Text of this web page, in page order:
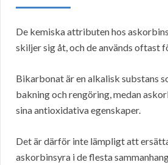
De kemiska attributen hos
skiljer sig åt, och de används oftast
Bikarbonat är en alkalisk substans
bakning och rengöring, medan
sina antioxidativa egenskaper.
Det är därför inte lämpligt att
askorbinsyra i de flesta